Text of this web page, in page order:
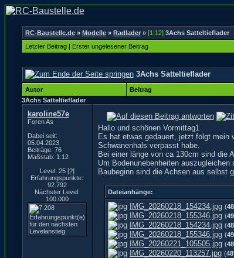
RC-Baustelle.de» Modelle» Radlader» [1:12] 3Achs Satteltieflader
Letzter Beitrag| Erster ungelesener Beitrag
3Achs Satteltieflader
Autor Beitrag
3Achs Satteltieflader
karoline57e
Foren As
Dabei seit:
05.04.2023
Beiträge: 76
Maßstab: 1:12
Level: 25 [?]
Erfahrungspunkte:
92.792
Nächster Level:
100.000
Hallo und schönen Vormittag1
Es hat etwas gedauert, jetzt folgt mein
Schwanenhals verpasst habe.
Bei einer länge von ca 130cm sind die
Um Bodenunebenheiten
Baubeginn sind die Achsen aus selbst
Dateianhänge:
IMG_20260218_154234.jpg (
IMG_20260218_155346.jpg (
IMG_20260218_154234.jpg (
IMG_20260218_155346.jpg (
IMG_20260221_105505.jpg (
IMG_20260220_113257.jpg (